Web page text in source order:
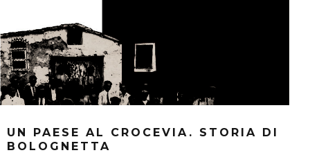
UN PAESE AL CROCEVIA. STORIA DI
BOLOGNETTA